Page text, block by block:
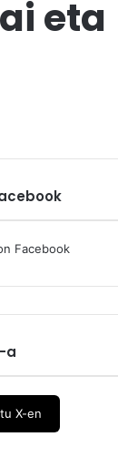
eta
Facebook
a
X-en